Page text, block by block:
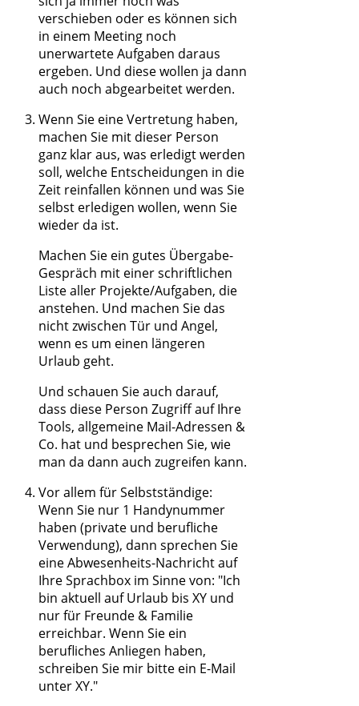
verschieben oder es können sich
in einem Meeting noch
unerwartete Aufgaben daraus
ergeben. Und diese wollen ja dann
auch noch abgearbeitet werden.
Wenn Sie eine Vertretung haben,
machen Sie mit dieser Person
ganz klar aus, was erledigt werden
soll, welche Entscheidungen in die
Zeit reinfallen können und was Sie
selbst erledigen wollen, wenn Sie
wieder da ist.
Machen Sie ein gutes Übergabe-
Gespräch mit einer schriftlichen
Liste aller Projekte/Aufgaben, die
anstehen. Und machen Sie das
nicht zwischen Tür und Angel,
wenn es um einen längeren
Urlaub geht.
Und schauen Sie auch darauf,
dass diese Person Zugriff auf Ihre
Tools, allgemeine Mail-Adressen &
Co. hat und besprechen Sie, wie
man da dann auch zugreifen kann.
Vor allem für Selbstständige:
Wenn Sie nur 1 Handynummer
haben (private und berufliche
Verwendung), dann sprechen Sie
eine Abwesenheits-Nachricht auf
Ihre Sprachbox im Sinne von: "Ich
bin aktuell auf Urlaub bis XY und
nur für Freunde & Familie
erreichbar. Wenn Sie ein
berufliches Anliegen haben,
schreiben Sie mir bitte ein E-Mail
unter XY."